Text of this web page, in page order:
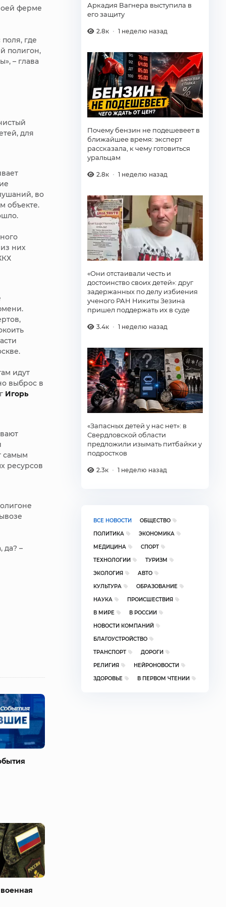
ферме
где
полигон,
– глава
для
во
объекте.
них
идут
выброс в
Игорь
самым
ресурсов
да? –
Аркадия Вагнера выступила в
его защиту
2.8к 1 неделю назад
Почему бензин не подешевеет в
ближайшее время: эксперт
рассказала, к чему готовиться
уральцам
2.8к 1 неделю назад
«Они отстаивали честь и
достоинство своих детей»: друг
задержанных по делу избиения
ученого РАН Никиты Зезина
пришел поддержать их в суде
3.4к 1 неделю назад
«Запасных детей у нас нет»: в
Свердловской области
предложили изымать питбайки у
подростков
2.3к 1 неделю назад
ВСЕ НОВОСТИ
ОБЩЕСТВО
ПОЛИТИКА
ЭКОНОМИКА
МЕДИЦИНА
СПОРТ
ТЕХНОЛОГИИ
ТУРИЗМ
ЭКОЛОГИЯ
АВТО
КУЛЬТУРА
ОБРАЗОВАНИЕ
НАУКА
ПРОИСШЕСТВИЯ
В МИРЕ
В РОССИИ
НОВОСТИ КОМПАНИЙ
БЛАГОУСТРОЙСТВО
ТРАНСПОРТ
ДОРОГИ
РЕЛИГИЯ
НЕЙРОНОВОСТИ
ЗДОРОВЬЕ
В ПЕРВОМ ЧТЕНИИ